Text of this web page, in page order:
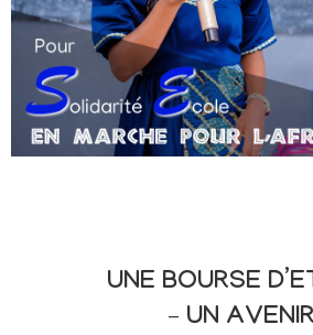
UNE BOURSE
– UN